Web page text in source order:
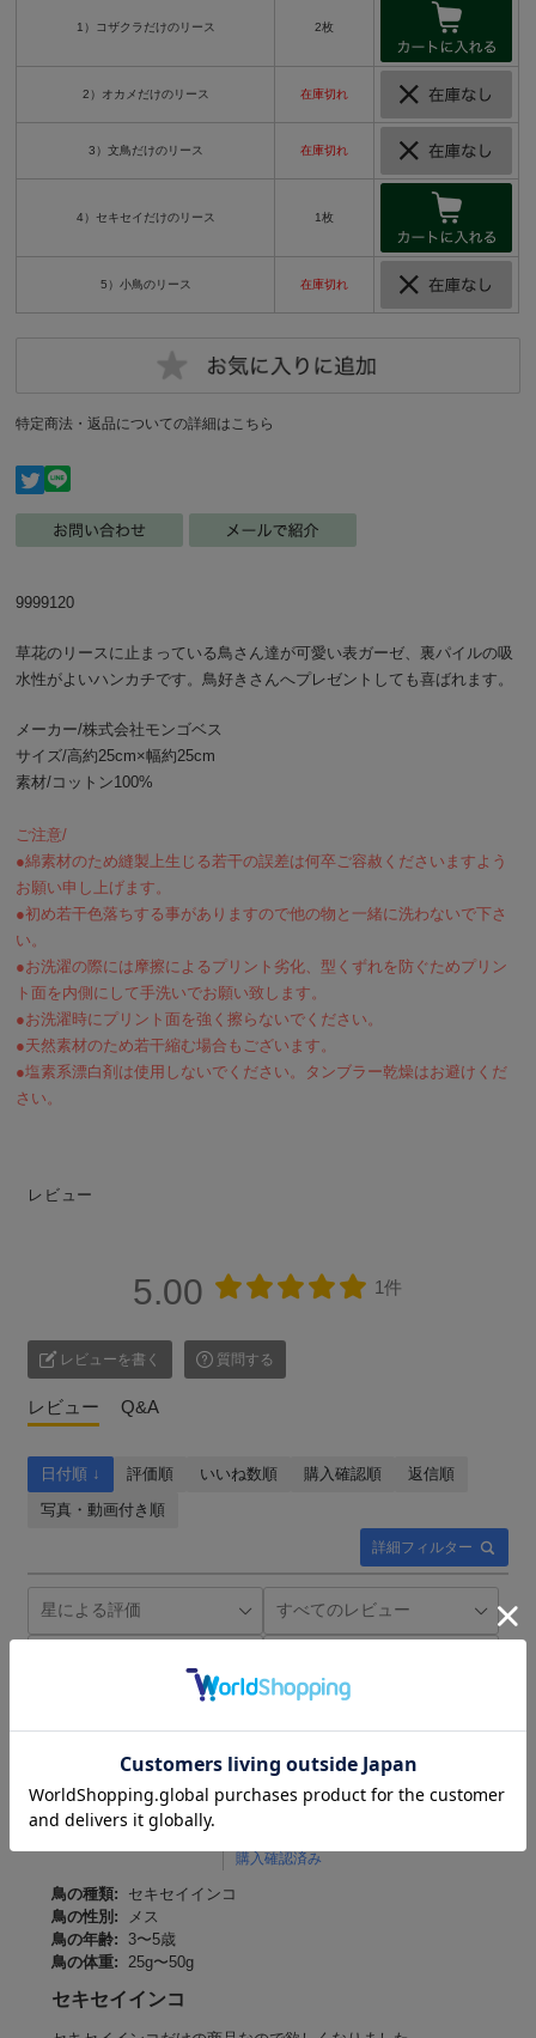
1）コザクラだけのリース 2枚
2）オカメだけのリース 在庫切れ
3）文鳥だけのリース 在庫切れ
4）セキセイだけのリース 1枚
5）小鳥のリース 在庫切れ
特定商法・返品についての詳細はこちら
9999120
草花のリースに止まっている鳥さん達が可愛い表ガーゼ、裏パイルの吸
水性がよいハンカチです。鳥好きさんへプレゼントしても喜ばれます。
メーカー/株式会社モンゴベス
サイズ/高約25cm×幅約25cm
素材/コットン100%
ご注意/
●綿素材のため縫製上生じる若干の誤差は何卒ご容赦くださいますよう
お願い申し上げます。
●初め若干色落ちする事がありますので他の物と一緒に洗わないで下さ
い。
●お洗濯の際には摩擦によるプリント劣化、型くずれを防ぐためプリン
ト面を内側にして手洗いでお願い致します。
●お洗濯時にプリント面を強く擦らないでください。
●天然素材のため若干縮む場合もございます。
●塩素系漂白剤は使用しないでください。タンブラー乾燥はお避けくだ
さい。
レビュー
5.00 1件
レビューを書く 質問する
レビュー Q&A
詳細フィルター
日付順 ↓ 評価順 いいね数順 購入確認順
返信順
写真・動画付き順
購入確認済み
鳥の種類:
セキセイインコ
鳥の性別:
メス
鳥の年齢:
3〜5歳
鳥の体重:
25g〜50g
セキセイインコ